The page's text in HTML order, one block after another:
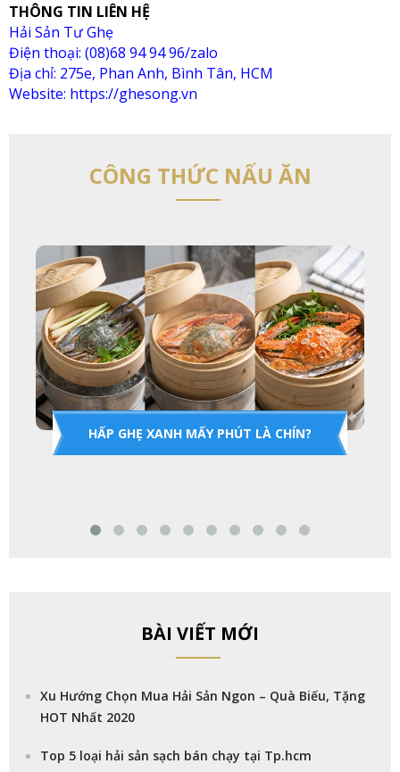
THÔNG TIN LIÊN HỆ
Hải Sản Tư Ghẹ
Điện thoại: (08)68 94 94 96/zalo
Địa chỉ: 275e, Phan Anh, Bình Tân, HCM
Website: https://ghesong.vn
CÔNG THỨC NẤU ĂN
HẤP GHẸ XANH MẤY PHÚT LÀ CHÍN?
BÀI VIẾT MỚI
Xu Hướng Chọn Mua Hải Sản Ngon – Quà Biếu, Tặng
HOT Nhất 2020
Top 5 loại hải sản sạch bán chạy tại Tp.hcm